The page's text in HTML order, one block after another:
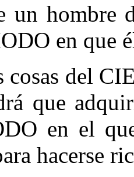
hombre
en que
cosas del
que
en el
hacerse